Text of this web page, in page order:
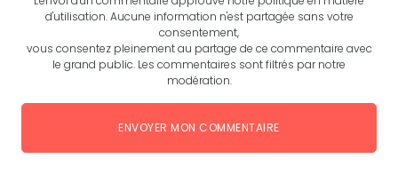
d'utilisation. Aucune information n'est partagée sans votre
consentement,
vous consentez pleinement au partage de ce commentaire avec
le grand public. Les commentaires sont filtrés par notre
modération.
ENVOYER MON COMMENTAIRE